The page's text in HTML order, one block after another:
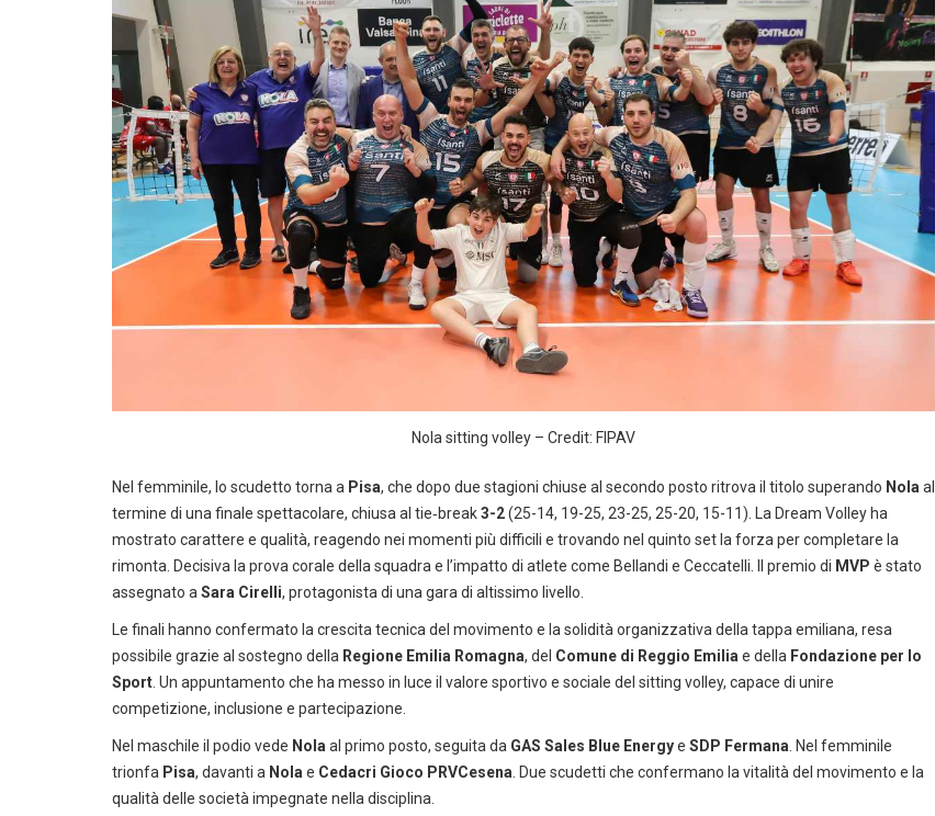
Nola sitting volley – Credit: FIPAV
Nel femminile, lo scudetto torna a Pisa, che dopo due stagioni chiuse al secondo posto ritrova il titolo superando Nola al
termine di una finale spettacolare, chiusa al tie‑break3-2(25-14, 19-25, 23-25, 25-20, 15-11). La Dream Volley ha
mostrato carattere e qualità, reagendo nei momenti più difficili e trovando nel quinto set la forza per completare la
rimonta. Decisiva la prova corale della squadra e l’impatto di atlete come Bellandi e Ceccatelli. Il premio di MVP è stato
assegnato a Sara Cirelli, protagonista di una gara di altissimo livello.
Le finali hanno confermato la crescita tecnica del movimento e la solidità organizzativa della tappa emiliana, resa
possibile grazie al sostegno della Regione Emilia Romagna, del Comune di Reggio Emilia e della Fondazione per lo
Sport . Un appuntamento che ha messo in luce il valore sportivo e sociale del sitting volley, capace di unire
competizione, inclusione e partecipazione.
Nel maschile il podio vede Nola al primo posto, seguita da GAS Sales Blue Energye SDP Fermana . Nel femminile
trionfa Pisa, davanti a Nola e Cedacri Gioco PRVCesena . Due scudetti che confermano la vitalità del movimento e la
qualità delle società impegnate nella disciplina.